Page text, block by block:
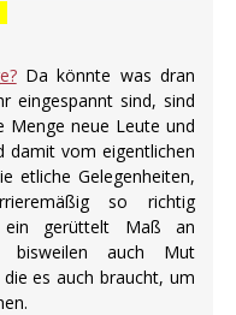
Da könnte was dran
eingespannt sind, sind
neue Leute und
damit vom eigentlichen
etliche Gelegenheiten,
so richtig
ein gerüttelt Maß an
bisweilen auch Mut
es auch braucht, um